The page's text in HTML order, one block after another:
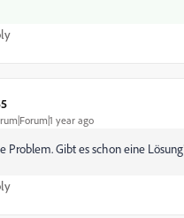
year ago
Problem. Gibt es schon eine